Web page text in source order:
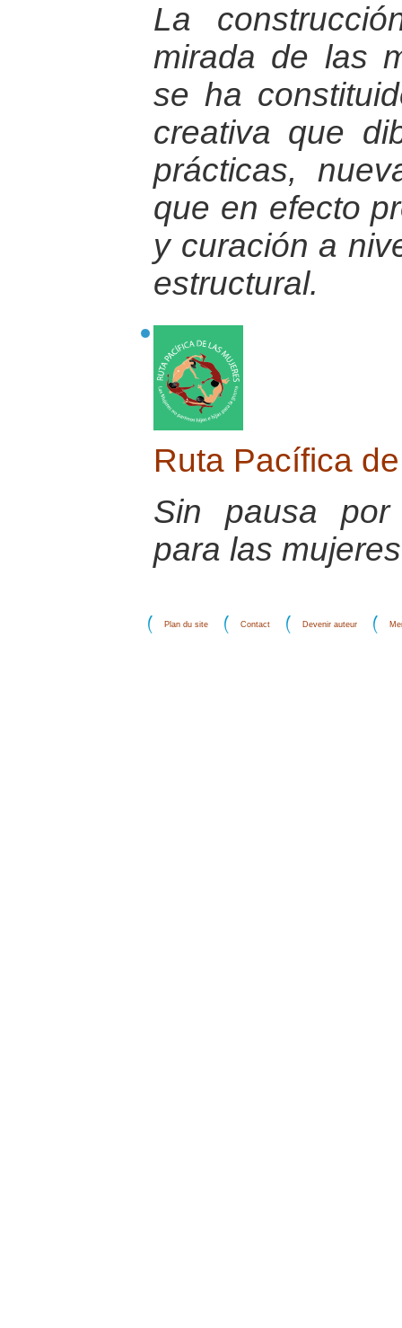
La
mirada de las
se ha
creativa que
prácticas,
que en efecto
y curación a
estructural.
Ruta Pacífica
Sin pausa
para las mujeres
Plan du site Contact Devenir auteur